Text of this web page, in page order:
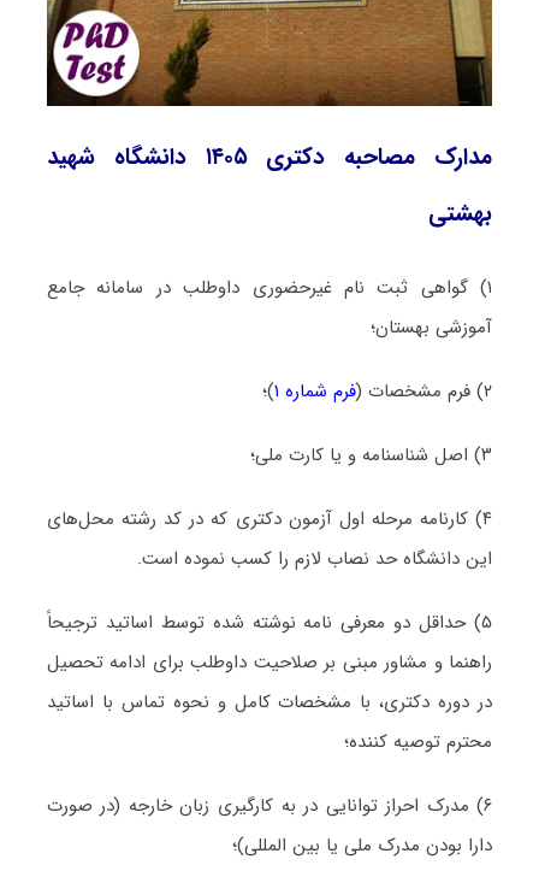
مدارک مصاحبه دکتری ۱۴۰۵ دانشگاه شهید
بهشتی
۱) گواهی ثبت نام غیرحضوری داوطلب در سامانه جامع
آموزشی بهستان؛
۲) فرم مشخصات ( فرم شماره ۱ )؛
۳) اصل شناسنامه و یا کارت ملی؛
۴) کارنامه مرحله اول آزمون دکتری که در کد رشته محل‌های
این دانشگاه حد نصاب لازم را کسب نموده است.
۵) حداقل دو معرفی نامه نوشته شده توسط اساتید ترجیحاً
راهنما و مشاور مبنی بر صلاحیت داوطلب برای ادامه تحصیل
در دوره دکتری، با مشخصات کامل و نحوه تماس با اساتید
محترم توصیه کننده؛
۶) مدرک احراز توانایی در به کارگیری زبان خارجه (در صورت
دارا بودن مدرک ملی یا بین المللی)؛